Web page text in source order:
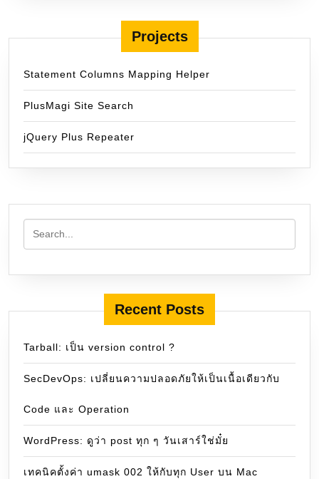
Projects
Statement Columns Mapping Helper
PlusMagi Site Search
jQuery Plus Repeater
Recent Posts
Tarball: เป็น version control ?
SecDevOps: เปลี่ยนความปลอดภัยให้เป็นเนื้อเดียวกับ
Code และ Operation
WordPress: ดูว่า post ทุก ๆ วันเสาร์ใช่มั๋ย
เทคนิคตั้งค่า umask 002 ให้กับทุก User บน Mac